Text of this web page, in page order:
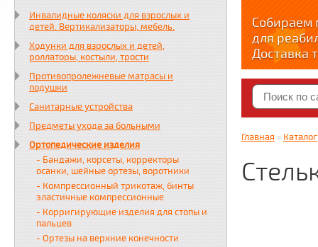
Инвалидные коляски для взрослых и
детей. Вертикализаторы, мебель.
Ходунки для взрослых и детей,
роллаторы, костыли, трости
Противопролежневые матрасы и
подушки
Санитарные устройства
Предметы ухода за больными
Ортопедические изделия
- Бандажи, корсеты, корректоры
осанки, шейные ортезы, воротники
- Компрессионный трикотаж, бинты
эластичные компрессионные
- Корригирующие изделия для стопы и
пальцев
- Ортезы на верхние конечности
Собираем
для
Доставка
по тел.
Краткие
Яндекс.
zabota16.ru
Главная » Каталог